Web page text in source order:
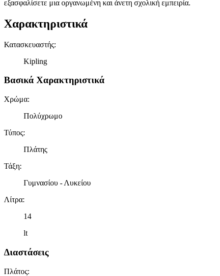
εξασφαλίσετε μια οργανωμένη και άνετη σχολική εμπειρία.
Χαρακτηριστικά
Κατασκευαστής:
Kipling
Βασικά Χαρακτηριστικά
Χρώμα:
Πολύχρωμο
Τύπος:
Πλάτης
Τάξη:
Γυμνασίου - Λυκείου
Λίτρα:
14
lt
Διαστάσεις
Πλάτος: